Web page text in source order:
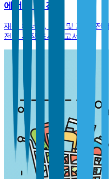
에너지 및 전력
재생 에너지, 석유 및 가스, 전
전력 시장 조사 보고서.